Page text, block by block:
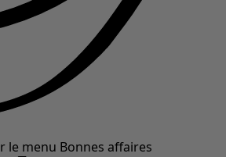
le menu Bonnes affaires